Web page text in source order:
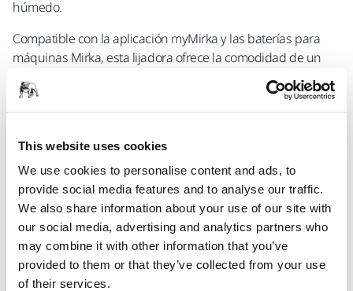
This website uses cookies
We use cookies to personalise content and ads, to
provide social media features and to analyse our traffic.
We also share information about your use of our site with
our social media, advertising and analytics partners who
may combine it with other information that you’ve
provided to them or that they’ve collected from your use
of their services.
húmedo.
Compatible con la aplicación myMirka y las baterías para
máquinas Mirka, esta lijadora ofrece la comodidad de un
Diseño ligero y ergonómico
Lijado de baja vibración que evita la fatiga del usuario
Compatibilidad con el completo ecosistema de
soluciones de Mirka